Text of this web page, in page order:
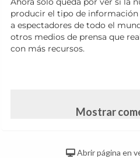
producir el tipo de información
a espectadores de todo el
otros medios de prensa que
con más recursos.
Mostrar
Abrir página en